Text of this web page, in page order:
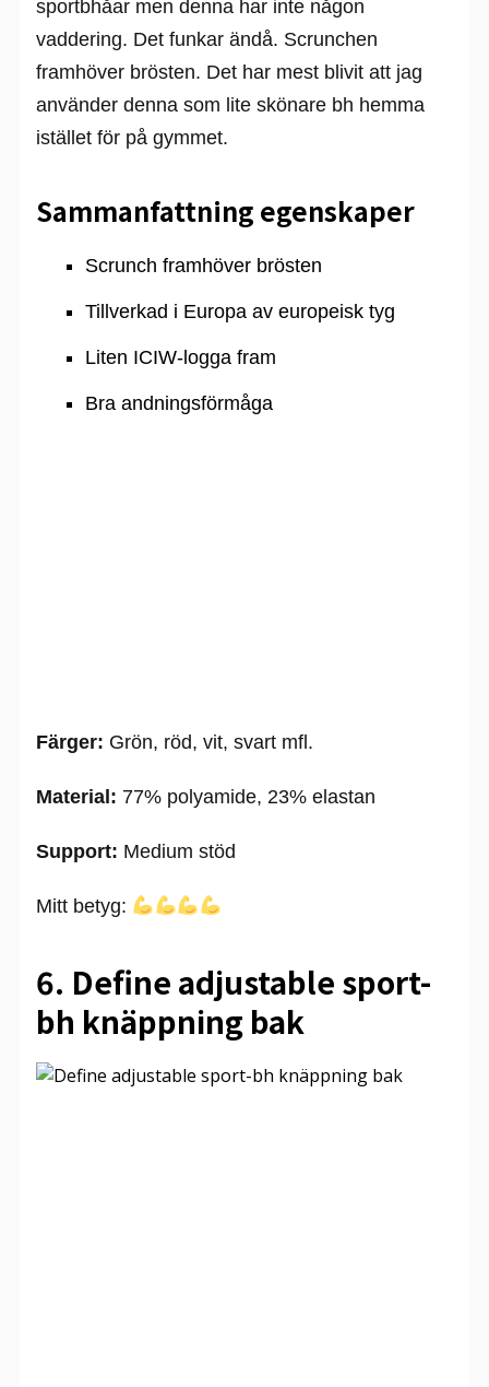
sportbhåar men denna har inte någon
vaddering. Det funkar ändå. Scrunchen
framhöver brösten. Det har mest blivit att jag
använder denna som lite skönare bh hemma
istället för på gymmet.
Sammanfattning egenskaper
Scrunch framhöver brösten
Tillverkad i Europa av europeisk tyg
Liten ICIW-logga fram
Bra andningsförmåga
Färger: Grön, röd, vit, svart mfl.
Material: 77% polyamide, 23% elastan
Support: Medium stöd
Mitt betyg:
6. Define adjustable sport-
bh knäppning bak